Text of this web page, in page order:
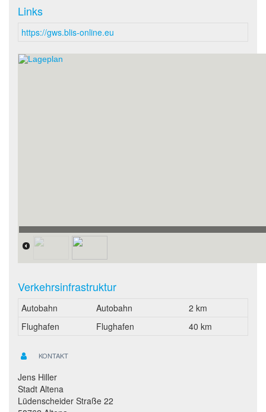
Links
https://gws.blis-online.eu
Verkehrsinfrastruktur
Autobahn Autobahn
2 km
Flughafen
Flughafen 40 km
KONTAKT
Jens Hiller
Stadt Altena
Lüdenscheider Straße 22